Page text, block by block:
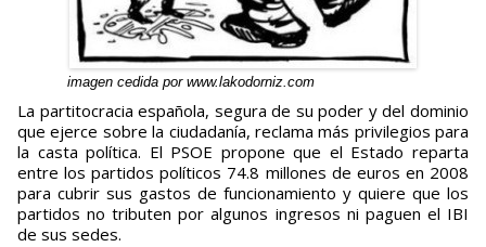
imagen cedida por www.lakodorniz.com
La partitocracia española, segura de su poder y del dominio
que ejerce sobre la ciudadanía, reclama más privilegios para
la casta política. El PSOE propone que el Estado reparta
entre los partidos políticos 74.8 millones de euros en 2008
para cubrir sus gastos de funcionamiento y quiere que los
partidos no tributen por algunos ingresos ni paguen el IBI
de sus sedes.